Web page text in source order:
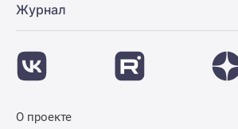
Журнал
О проекте